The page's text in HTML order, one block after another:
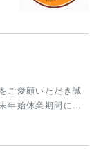
ご愛顧いただき誠
年始休業期間に…